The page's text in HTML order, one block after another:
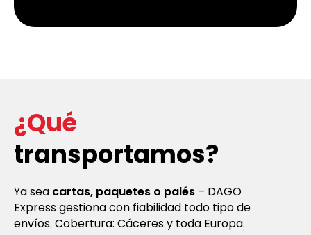
¿Qué
transportamos?
Ya sea cartas, paquetes o palés – DAGO
Express gestiona con fiabilidad todo tipo de
envíos. Cobertura: Cáceres y toda Europa.